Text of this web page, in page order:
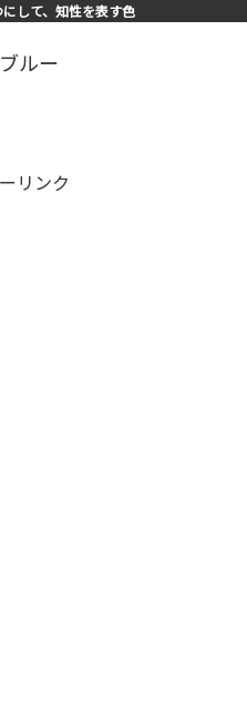
して、知性を表す色
ルー
リンク